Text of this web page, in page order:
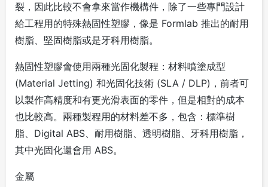
裂，因此比較不會拿來當作機構件，除了一些專門設計
給工程用的特殊熱固性塑膠，像是 Formlab 推出的耐用
樹脂、堅固樹脂或是牙科用樹脂。
熱固性塑膠會使用兩種光固化製程：材料噴塗成型
(Material Jetting) 和光固化技術 (SLA / DLP)，前者可
以製作高精度和有更光滑表面的零件，但是相對的成本
也比較高。兩種製程用的材料差不多，包含：標準樹
脂、Digital ABS、耐用樹脂、透明樹脂、牙科用樹脂，
其中光固化還會用 ABS。
金屬